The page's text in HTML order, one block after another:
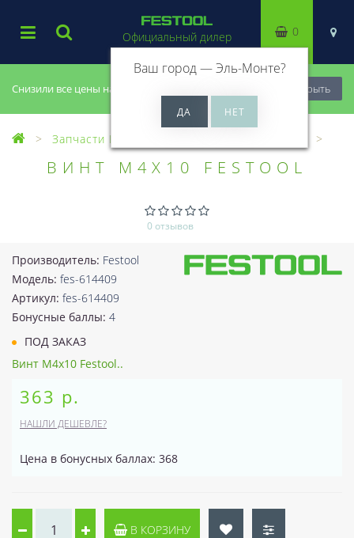
Снизили все цены на 20%, успей купить! Закрыть
Официальный дилер
Ваш город —Эль-Монте?
0
Запчасти Festool
ВИНТ M4X10 FESTOOL
0 отзывов
Производитель: Festool
Модель: fes-614409
Артикул: fes-614409
Бонусные баллы: 4
ПОД ЗАКАЗ
Винт M4x10 Festool..
363 р.
НАШЛИ ДЕШЕВЛЕ?
Цена в бонусных баллах: 368
В КОРЗИНУ